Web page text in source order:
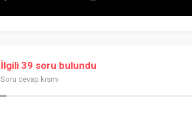
İlgili 39 soru bulundu
Soru cevap kısmı